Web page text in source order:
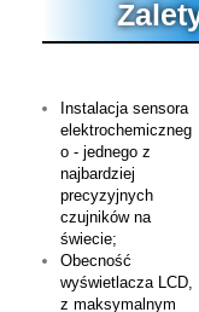
Instalacja sensora
elektrochemiczneg
o - jednego z
najbardziej
precyzyjnych
czujników na
świecie;
Obecność
wyświetlacza LCD,
z maksymalnym